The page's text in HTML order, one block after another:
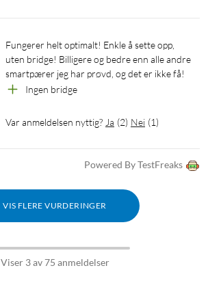
Fungerer helt optimalt! Enkle å sette opp,
uten bridge! Billigere og bedre enn alle andre
smartpærer jeg har prøvd, og det er ikke få!
Ingen bridge
Var anmeldelsen nyttig? Ja (2) Nei (1)
Powered By TestFreaks
VIS FLERE VURDERINGER
Viser 3 av 75 anmeldelser